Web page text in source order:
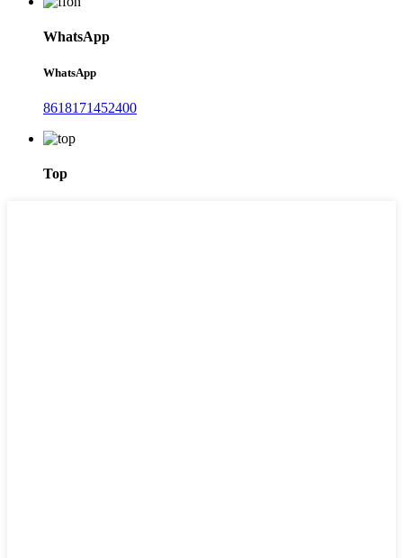
WhatsApp
WhatsApp
8618171452400
Top